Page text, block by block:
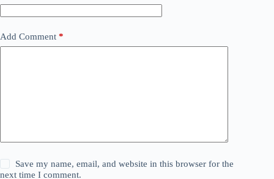
Add Comment *
Save my name, email, and website in this browser for the
next time I comment.